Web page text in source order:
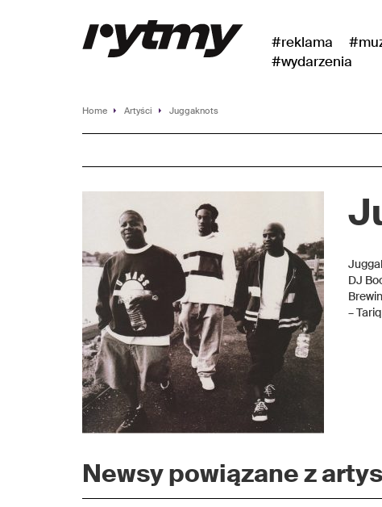
#reklama
#wydarzenia
Home Artyści Juggaknots
DJ
–
Newsy powiązane z